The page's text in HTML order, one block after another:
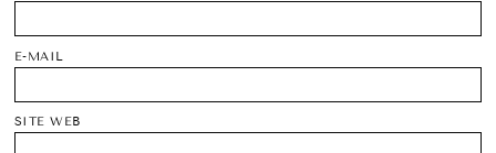
E-MAIL
SITE WEB